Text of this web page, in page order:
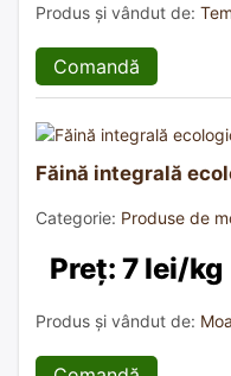
Produs și vândut de:
Comandă
Făină integrală
Categorie: Produse de
Preț: 7 lei/kg
Produs și vândut de: